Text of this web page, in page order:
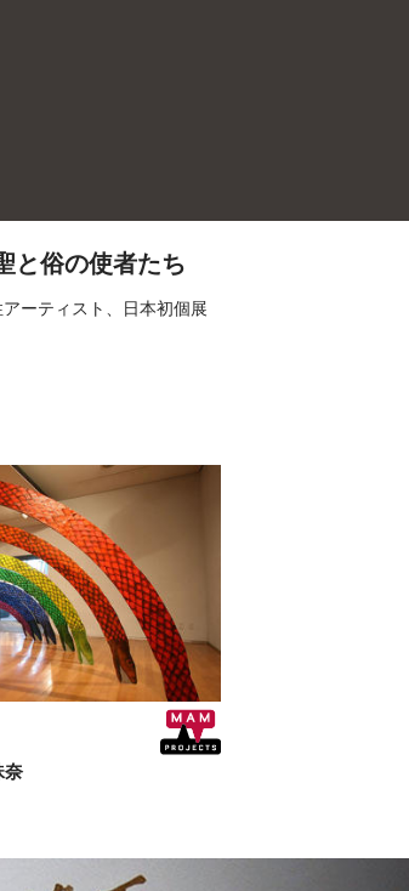
と俗の使者たち
ーティスト、日本初個展
奈